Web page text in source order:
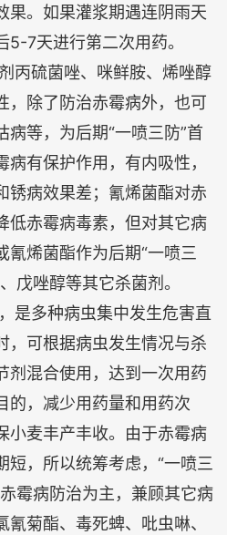
果。如果灌浆期遇连阴雨天
7天进行第二次用药。
硫菌唑、咪鲜胺、烯唑醇
，除了防治赤霉病外，也可
病等，为后期“一喷三防”首
有保护作用，有内吸性，
锈病效果差；氰烯菌酯对赤
低赤霉病毒素，但对其它病
氰烯菌酯作为后期“一喷三
戊唑醇等其它杀菌剂。
多种病虫集中发生危害直
，可根据病虫发生情况与杀
剂混合使用，达到一次用药
的，减少用药量和用药次
小麦丰产丰收。由于赤霉病
短，所以统筹考虑，“一喷三
霉病防治为主，兼顾其它病
菊酯、毒死蜱、吡虫啉、